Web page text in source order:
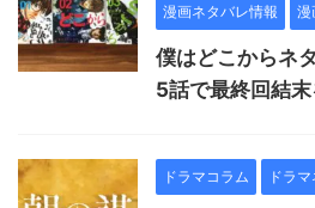
漫画ネタバレ情報 漫
僕はどこからネ
5話で最終回結末
ドラマコラム ドラ